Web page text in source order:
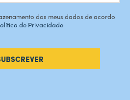
dos meus dados de acordo
de Privacidade